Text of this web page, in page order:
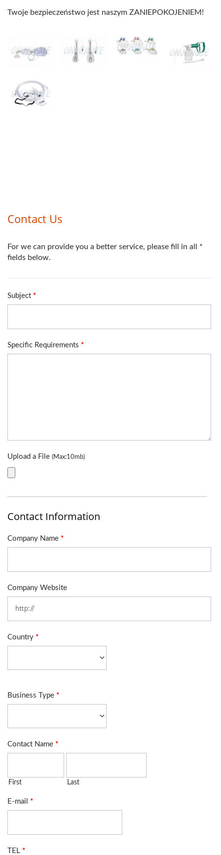
Twoje bezpieczeństwo jest naszym ZANIEPOKOJENIEM!